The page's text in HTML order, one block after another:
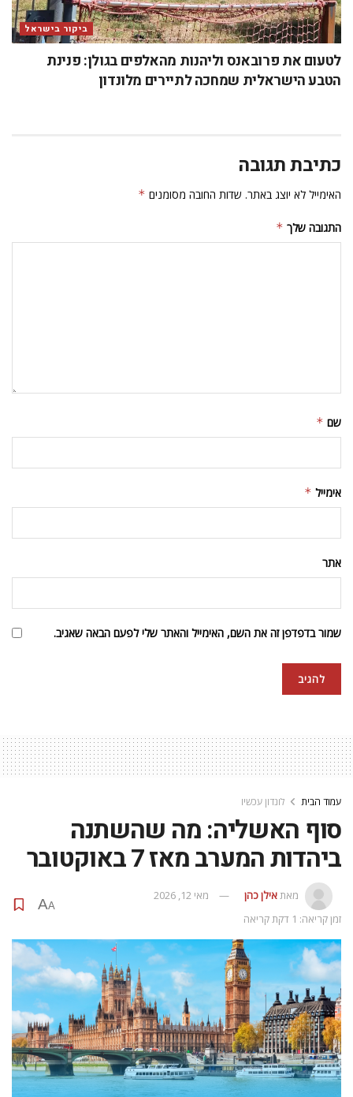
ביקור בישראל
לטעום את פרובאנס וליהנות מהאלפים בגולן: פנינת
הטבע הישראלית שמחכה לתיירים מלונדון
כתיבת תגובה
האימייל לא יוצג באתר. שדות החובה מסומנים *
התגובה שלך *
שם *
אימייל *
אתר
שמור בדפדפן זה את השם, האימייל והאתר שלי לפעם הבאה שאגיב.
עמוד הבית לונדון עכשיו
סוף האשליה: מה שהשתנה
ביהדות המערב מאז 7 באוקטובר
מאתאילן כהן
מאי 12, 2026
זמן קריאה: 1 דקת קריאה
A
A